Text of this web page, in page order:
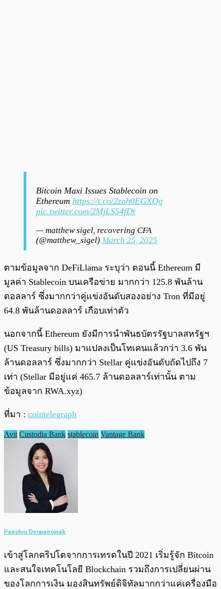
Bitcoin Maxi Issues Stablecoin on
Ethereum https://t.co/2zah0EGXOg
pic.twitter.com/2MjLS54fDt
— matthew sigel, recovering CFA
(@matthew_sigel) March 25, 2025
ตามข้อมูลจาก DeFiLlama ระบุว่า ตอนนี้ Ethereum มี
มูลค่า Stablecoin บนเครือข่าย มากกว่า 125.8 พันล้าน
ดอลลาร์ ซึ่งมากกว่าคู่แข่งอันดับสองอย่าง Tron ที่มีอยู่
64.8 พันล้านดอลลาร์ เกือบเท่าตัว
นอกจากนี้ Ethereum ยังมีการนำพันธบัตรรัฐบาลสหรัฐฯ
(US Treasury bills) มาแปลงเป็นโทเคนแล้วกว่า 3.6 พัน
ล้านดอลลาร์ ซึ่งมากกว่า Stellar คู่แข่งอันดับถัดไปถึง 7
เท่า (Stellar มีอยู่แค่ 465.7 ล้านดอลลาร์เท่านั้น ตาม
ข้อมูลจาก RWA.xyz)
ที่มา : cointelegraph
Avit Custodia Bank stablecoin Vantage Bank
Pairploy Denpairojsak
เข้าสู่โลกคริปโตจากการเทรดในปี 2021 เริ่มรู้จัก Bitcoin
และสนใจเทคโนโลยี Blockchain รวมถึงการเปลี่ยนผ่าน
ของโลกการเงิน มองสินทรัพย์ดิจิทัลมากกว่าแค่เครื่องมือ